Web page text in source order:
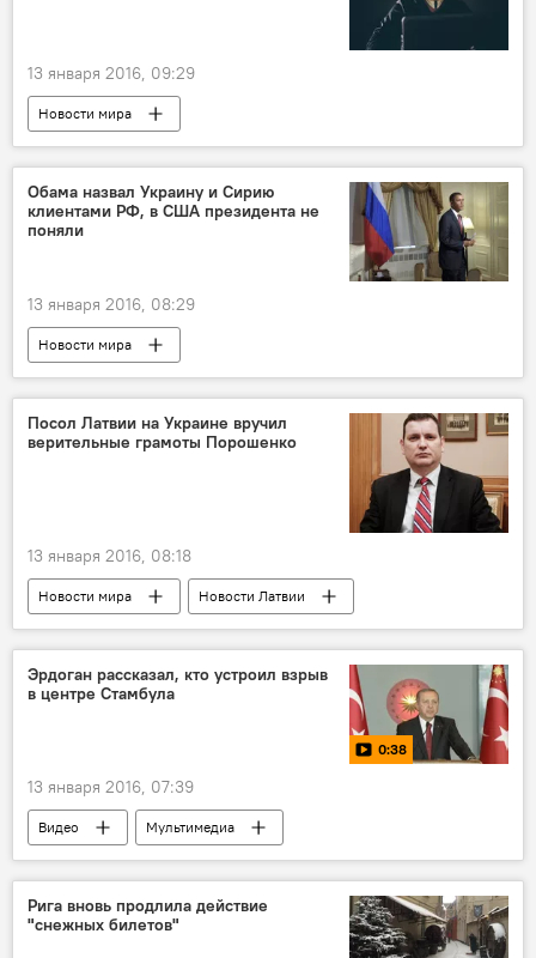
13 января 2016, 09:29
Новости мира
Обама назвал Украину и Сирию
клиентами РФ, в США президента не
поняли
13 января 2016, 08:29
Новости мира
Посол Латвии на Украине вручил
верительные грамоты Порошенко
13 января 2016, 08:18
Новости мира Новости Латвии
Эрдоган рассказал, кто устроил взрыв
в центре Стамбула
0:38
13 января 2016, 07:39
Видео Мультимедиа
Рига вновь продлила действие
"снежных билетов"